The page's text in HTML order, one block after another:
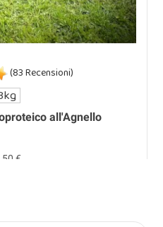
all'Agnello
(83 Recensioni)
€